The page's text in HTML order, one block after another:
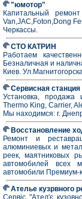
"юмотор"
Капитальный
Van,JAC,Foton,Dong
Черкассы.
СТО КАТРИН
Работаем
Безналичная и
Киев.
Сервисная
Установка, продажа
Thermo King, Carrier,
Мы находимся: г.
Восстановление
Ремонт и
алюминиевых и
реек, маятниковых
автомобилей всех
автомобили Премиум-
Ателье кузрвного
Сервіс "Ател'є